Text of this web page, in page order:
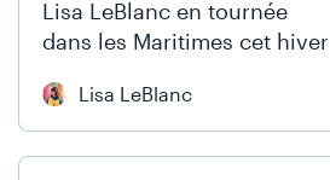
Lisa LeBlanc en tournée
dans les Maritimes cet hiver
Lisa LeBlanc